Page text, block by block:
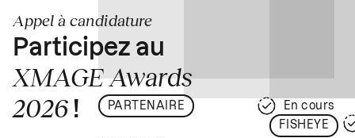
Appel à candidature
Participez au
XMAGE Awards
2026 ! PARTENAIRE En cours
FISHEYE